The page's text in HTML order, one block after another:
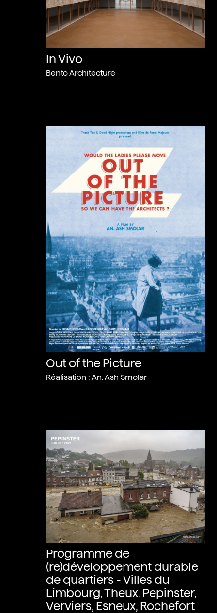
In Vivo
Bento Architecture
Out of the Picture
Réalisation : An. Ash Smolar
Programme de
(re)développement durable
de quartiers - Villes du
Limbourg, Theux, Pepinster,
Verviers, Esneux, Rochefort